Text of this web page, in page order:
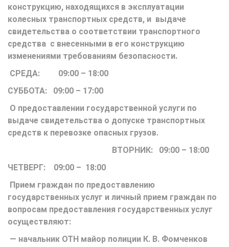
конструкцию, находящихся в эксплуатации
колесных транспортных средств, и выдаче
свидетельства о соответствии транспортного
средства с внесенными в его конструкцию
изменениями требованиям безопасности.
СРЕДА: 09:00 – 18:00
СУББОТА: 09:00 – 17:00
О предоставлении государственной услуги по
выдаче свидетельства о допуске транспортных
средств к перевозке опасных грузов.
ВТОРНИК: 09:00 – 18:00
ЧЕТВЕРГ: 09:00 – 18:00
Прием граждан по предоставлению
государственных услуг и личный прием граждан по
вопросам предоставления государственных услуг
осуществляют:
— начальник ОТН майор полиции К. В. Фомченков